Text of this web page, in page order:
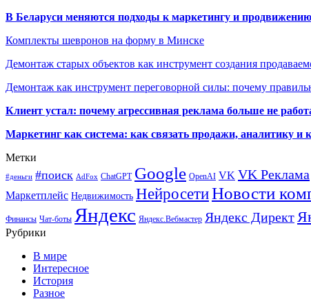
В Беларуси меняются подходы к маркетингу и
Комплекты шевронов на форму в Минске
Демонтаж старых объектов как инструмент создания
Демонтаж как инструмент переговорной силы: почему
Клиент устал: почему агрессивная реклама больше не
Маркетинг как система: как связать продажи, аналитику и
Метки
#деньги #поиск AdFox ChatGPT Google OpenAI VK VK Реклама
Маркетплейс Недвижимость НейросетиНовости
Финансы Чат-боты Яндекс Яндекс.Вебмастер Яндекс Директ
Рубрики
В мире
Интересное
История
Разное